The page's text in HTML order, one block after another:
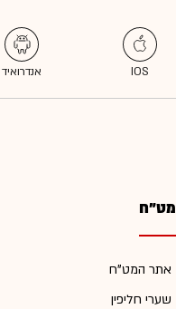
מט"ח
אתר המט"ח
שערי חליפין